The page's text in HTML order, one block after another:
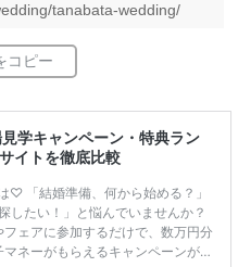
tanabata-wedding/
学キャンペーン・特典ラン
イトを徹底比較
♡ 「結婚準備、何から始める？」
したい！」と悩んでいませんか？
ェアに参加するだけで、数万円分
ネーがもらえるキャンペーンがあ